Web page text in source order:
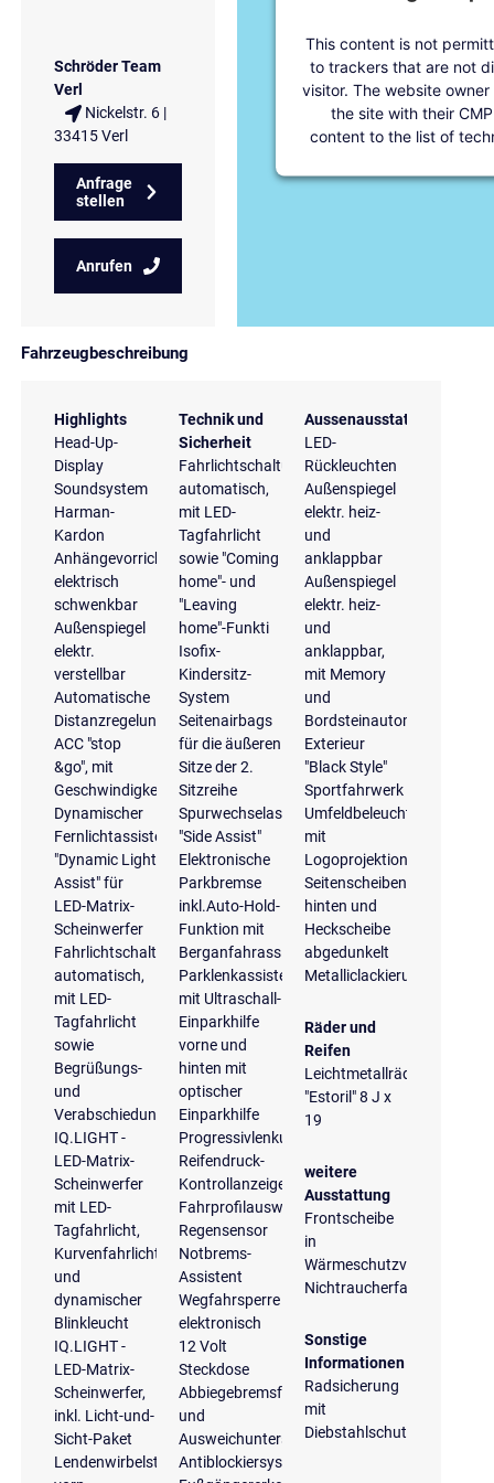
Schröder Team
Verl
Nickelstr. 6 |
33415 Verl
Anfrage
stellen
Anrufen
This content is not
to trackers that are not
visitor. The website
the site with their
content to the list of
Fahrzeugbeschreibung
Highlights
Head-Up-
Display
Soundsystem
Harman-
Kardon
Anhängevorrichtung
elektrisch
schwenkbar
Außenspiegel
elektr.
verstellbar
Automatische
Distanzregelung
ACC "stop
&go", mit
Geschwindigkeitsbegrenzer
Dynamischer
Fernlichtassistent
"Dynamic Light
Assist" für
LED-Matrix-
Scheinwerfer
Fahrlichtschaltung
automatisch,
mit LED-
Tagfahrlicht
sowie
Begrüßungs-
und
Verabschiedungslicht
IQ.LIGHT -
LED-Matrix-
Scheinwerfer
mit LED-
Tagfahrlicht,
Kurvenfahrlicht
und
dynamischer
Blinkleucht
IQ.LIGHT -
LED-Matrix-
Scheinwerfer,
inkl. Licht-und-
Sicht-Paket
Lendenwirbelstützen
Technik und
Sicherheit
Fahrlichtschaltung
automatisch,
mit LED-
Tagfahrlicht
sowie "Coming
home"- und
"Leaving
home"-Funkti
Isofix-
Kindersitz-
System
Seitenairbags
für die äußeren
Sitze der 2.
Sitzreihe
Spurwechselassistent
"Side Assist"
Elektronische
Parkbremse
inkl.Auto-Hold-
Funktion mit
Berganfahrassistent
Parklenkassistent
mit Ultraschall-
Einparkhilfe
vorne und
hinten mit
optischer
Einparkhilfe
Progressivlenkung
Reifendruck-
Kontrollanzeige
Fahrprofilauswahl
Regensensor
Notbrems-
Assistent
Wegfahrsperre
elektronisch
12 Volt
Steckdose
Abbiegebremsfunktion
und
Ausweichunterstützung
Antiblockiersystem
Aussenausstattung
LED-
Rückleuchten
Außenspiegel
elektr. heiz-
und
anklappbar
Außenspiegel
elektr. heiz-
und
anklappbar,
mit Memory
und
Bordsteinautomatik
Exterieur
"Black Style"
Sportfahrwerk
Umfeldbeleuchtung
mit
Logoprojektion
Seitenscheiben
hinten und
Heckscheibe
abgedunkelt
Metalliclackierung
Räder und
Reifen
Leichtmetallräder
"Estoril" 8 J x
19
weitere
Ausstattung
Frontscheibe
in
Wärmeschutzverglasung
Nichtraucherfahrzeug
Sonstige
Informationen
Radsicherung
mit
Diebstahlschutz